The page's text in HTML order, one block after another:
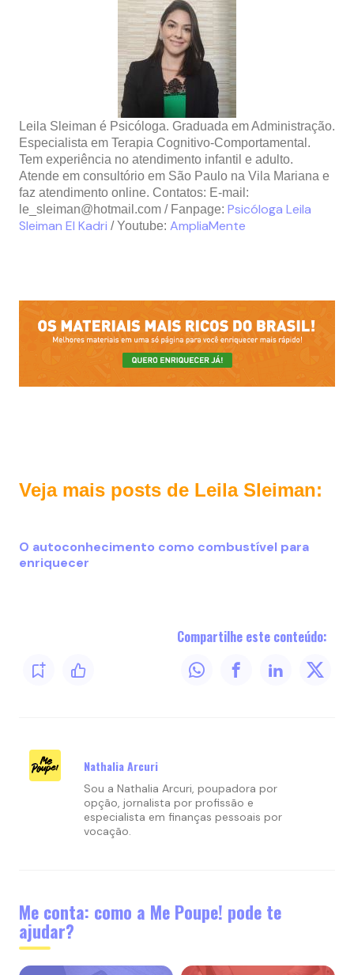
Leila Sleiman é Psicóloga. Graduada em Administração.
Especialista em Terapia Cognitivo-Comportamental.
Tem experiência no atendimento infantil e adulto.
Atende em consultório em São Paulo na Vila Mariana e
faz atendimento online. Contatos: E-mail:
le_sleiman@hotmail.com / Fanpage: Psicóloga Leila
Sleiman El Kadri / Youtube: AmpliaMente
Veja mais posts de Leila Sleiman:
O autoconhecimento como combustível para
enriquecer
Compartilhe este conteúdo:
Nathalia Arcuri
Sou a Nathalia Arcuri, poupadora por
opção, jornalista por profissão e
especialista em finanças pessoais por
vocação.
Me conta: como a Me Poupe! pode te
ajudar?